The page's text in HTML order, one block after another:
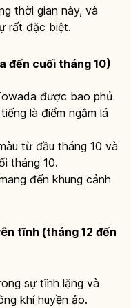
thời gian này, và
rất đặc biệt.
đến cuối tháng 10)
được bao phủ
là điểm ngắm lá
từ đầu tháng 10 và
tháng 10.
đến khung cảnh
tĩnh (tháng 12 đến
sự tĩnh lặng và
khí huyền ảo.